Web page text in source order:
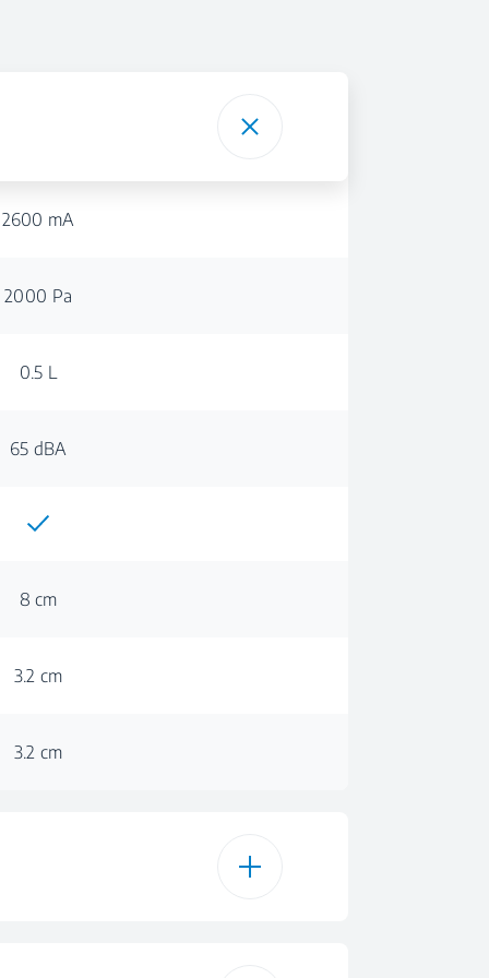
2600 mA
2000 Pa
0.5 L
65 dBA
8 cm
3.2 cm
3.2 cm